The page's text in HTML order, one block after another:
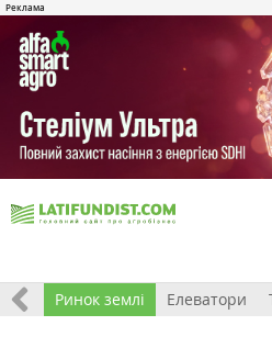
Ринок землі Елеватори